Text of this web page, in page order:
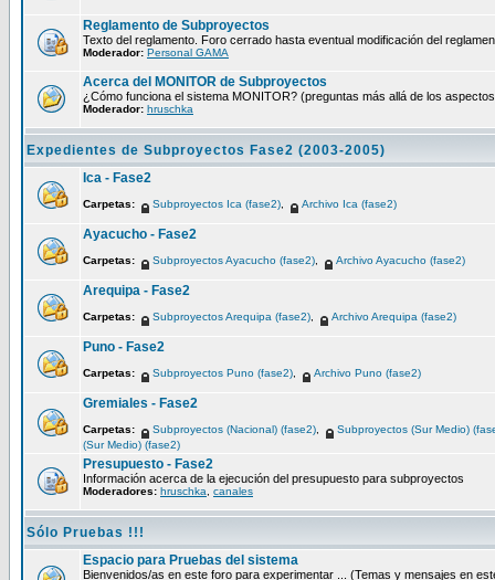
Reglamento de Subproyectos
Texto del reglamento. Foro cerrado hasta eventual modificación del
Moderador: Personal GAMA
Acerca del MONITOR de Subproyectos
¿Cómo funciona el sistema MONITOR? (preguntas más allá de los
Moderador: hruschka
Expedientes de Subproyectos Fase2 (2003-2005)
Ica - Fase2
Carpetas: Subproyectos Ica (fase2) Archivo Ica (fase2)
Ayacucho - Fase2
Carpetas: Subproyectos Ayacucho (fase2) Archivo Ayacucho (fase2)
Arequipa - Fase2
Carpetas: Subproyectos Arequipa (fase2) Archivo Arequipa (fase2)
Puno - Fase2
Carpetas: Subproyectos Puno (fase2) Archivo Puno (fase2)
Gremiales - Fase2
Carpetas: Subproyectos (Nacional) (fase2)
Subproyectos (Sur Medio)
(Sur Medio) (fase2)
Presupuesto - Fase2
Información acerca de la ejecución del presupuesto para subproyectos
Moderadores: hruschka canales
Sólo Pruebas !!!
Espacio para Pruebas del sistema
Bienvenidos/as en este foro para experimentar ... (Temas y mensajes en